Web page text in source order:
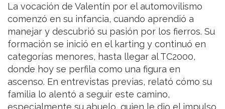
La vocación de Valentín por el automovilismo
comenzó en su infancia, cuando aprendió a
manejar y descubrió su pasión por los fierros. Su
formación se inició en el karting y continuó en
categorías menores, hasta llegar al TC2000,
donde hoy se perfila como una figura en
ascenso. En entrevistas previas, relató cómo su
familia lo alentó a seguir este camino,
especialmente su abuelo, quien le dio el impulso